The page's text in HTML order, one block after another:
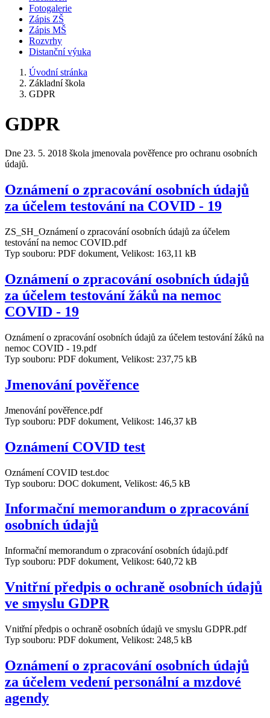
Fotogalerie
Zápis ZŠ
Zápis MŠ
Rozvrhy
Distanční výuka
Úvodní stránka
Základní škola
GDPR
GDPR
Dne 23. 5. 2018 škola jmenovala pověřence pro ochranu osobních
údajů.
Oznámení o zpracování osobních údajů
za účelem testování na COVID - 19
ZS_SH_Oznámení o zpracování osobních údajů za účelem
testování na nemoc COVID.pdf
Typ souboru: PDF dokument, Velikost: 163,11 kB
Oznámení o zpracování osobních údajů
za účelem testování žáků na nemoc
COVID - 19
Oznámení o zpracování osobních údajů za účelem testování žáků na
nemoc COVID - 19.pdf
Typ souboru: PDF dokument, Velikost: 237,75 kB
Jmenování pověřence
Jmenování pověřence.pdf
Typ souboru: PDF dokument, Velikost: 146,37 kB
Oznámení COVID test
Oznámení COVID test.doc
Typ souboru: DOC dokument, Velikost: 46,5 kB
Informační memorandum o zpracování
osobních údajů
Informační memorandum o zpracování osobních údajů.pdf
Typ souboru: PDF dokument, Velikost: 640,72 kB
Vnitřní předpis o ochraně osobních údajů
ve smyslu GDPR
Vnitřní předpis o ochraně osobních údajů ve smyslu GDPR.pdf
Typ souboru: PDF dokument, Velikost: 248,5 kB
Oznámení o zpracování osobních údajů
za účelem vedení personální a mzdové
agendy